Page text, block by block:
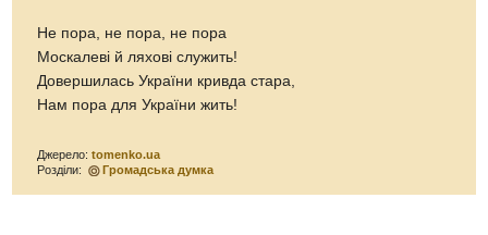
Не пора, не пора, не пора
Москалеві й ляхові служить!
Довершилась України кривда стара,
Нам пора для України жить!
Джерело:tomenko.ua
Розділи:
Громадська думка